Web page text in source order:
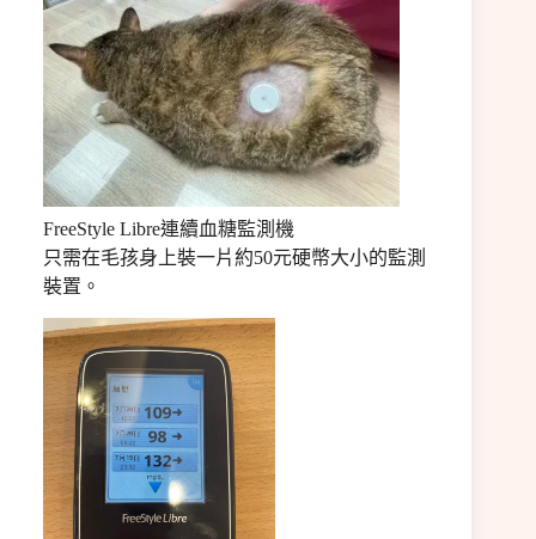
FreeStyle Libre連續血糖監測機
只需在毛孩身上裝一片約50元硬幣大小的監測
裝置。